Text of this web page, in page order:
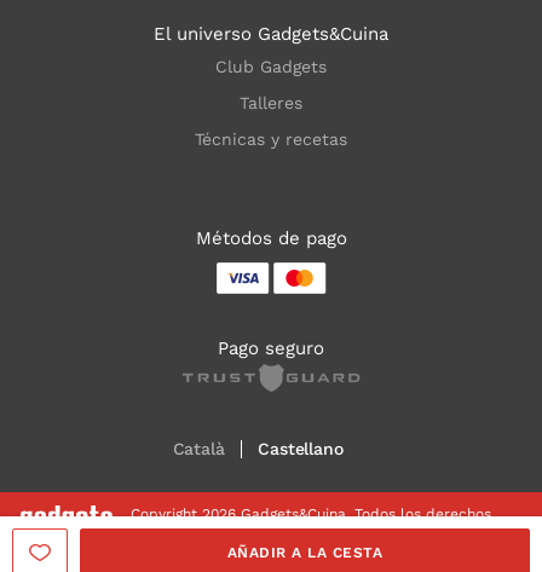
AÑADIR A LA CESTA
El universo Gadgets&Cuina
Club Gadgets
Talleres
Técnicas y recetas
Métodos de pago
Pago seguro
Català Castellano
Copyright 2026 Gadgets&Cuina. Todos los derechos
reservados